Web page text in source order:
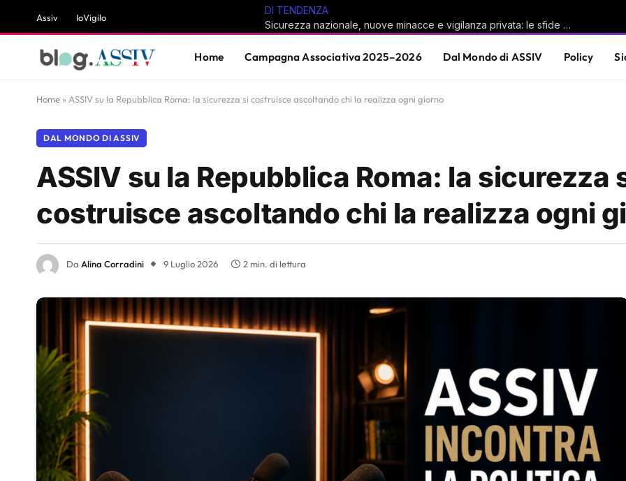
Assiv IoVigilo
DI TENDENZA
Sicurezza nazionale, nuove minacce e vigilanza privata: le sfide del sistema Paese
Home Campagna Associativa 2025–2026 Dal Mondo di ASSIV Policy
Home » ASSIV su la Repubblica Roma: la sicurezza si costruisce ascoltando chi la realizza ogni giorno
DAL MONDO DI ASSIV
ASSIV su la Repubblica Roma: la sicurezza
costruisce ascoltando chi la realizza ogni
Da Alina Corradini 9 Luglio 2026 2 min. di lettura